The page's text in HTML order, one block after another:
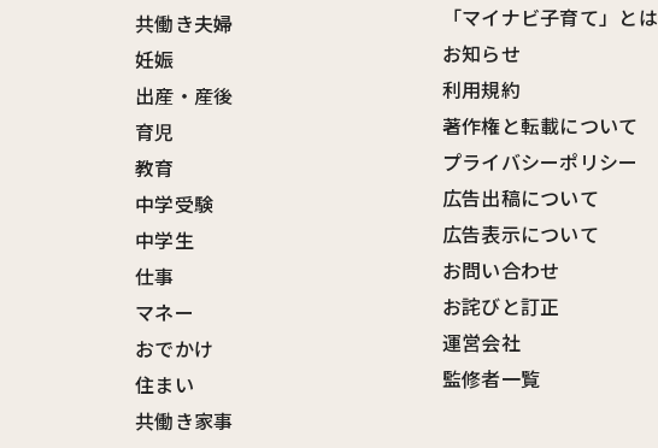
共働き夫婦
妊娠
出産・産後
育児
教育
中学受験
中学生
仕事
マネー
おでかけ
住まい
共働き家事
「マイナビ子育て」とは
お知らせ
利用規約
著作権と転載について
プライバシーポリシー
広告出稿について
広告表示について
お問い合わせ
お詫びと訂正
運営会社
監修者一覧